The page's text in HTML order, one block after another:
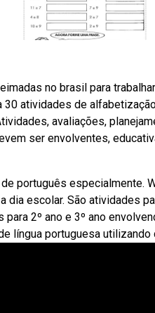
no brasil para
atividades de
avaliações,
ser envolventes,
português especialmente.
dia escolar. São atividades
2º ano e 3º ano
língua portuguesa utilizando